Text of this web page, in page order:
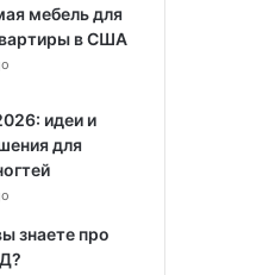
мебель для
в США
идеи и
для
знаете про